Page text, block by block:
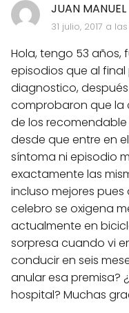
JUAN MANUEL
31 julio, 2017 a las
Hola, tengo 53 años,
episodios que al
diagnostico,
comprobaron que la
de los
desde que entre en
síntoma ni episodio
exactamente las
incluso mejores
celebro se oxigena
actualmente en
sorpresa cuando vi
conducir en seis
anular esa premisa?
hospital? Muchas